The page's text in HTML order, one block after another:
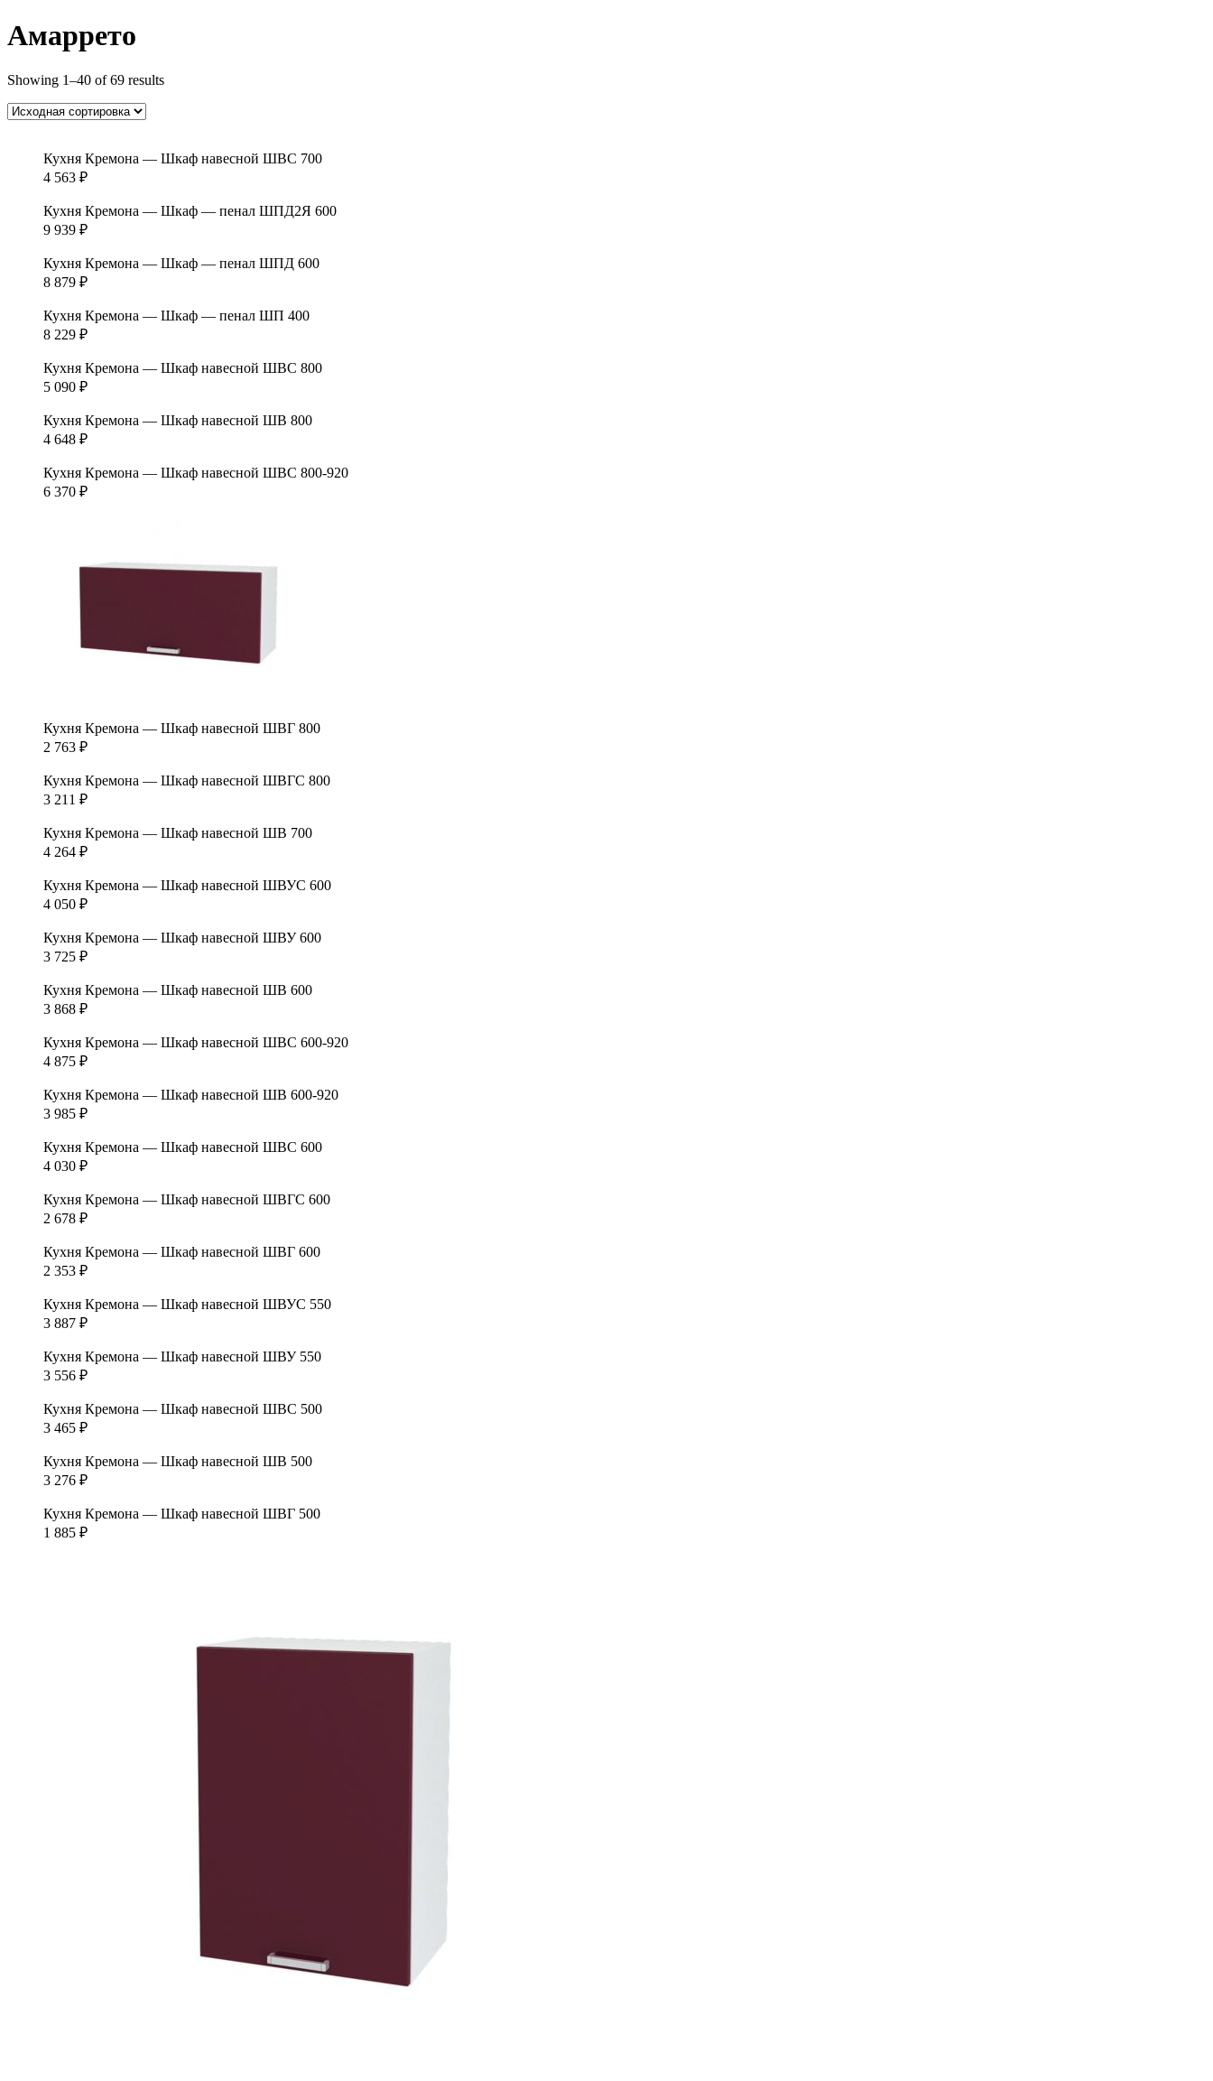
Амаррето
Showing 1–40 of 69 results
Кухня Кремона — Шкаф навесной ШВС 700
4 563 ₽
Кухня Кремона — Шкаф — пенал ШПД2Я 600
9 939 ₽
Кухня Кремона — Шкаф — пенал ШПД 600
8 879 ₽
Кухня Кремона — Шкаф — пенал ШП 400
8 229 ₽
Кухня Кремона — Шкаф навесной ШВС 800
5 090 ₽
Кухня Кремона — Шкаф навесной ШВ 800
4 648 ₽
Кухня Кремона — Шкаф навесной ШВС 800-920
6 370 ₽
Кухня Кремона — Шкаф навесной ШВГ 800
2 763 ₽
Кухня Кремона — Шкаф навесной ШВГС 800
3 211 ₽
Кухня Кремона — Шкаф навесной ШВ 700
4 264 ₽
Кухня Кремона — Шкаф навесной ШВУС 600
4 050 ₽
Кухня Кремона — Шкаф навесной ШВУ 600
3 725 ₽
Кухня Кремона — Шкаф навесной ШВ 600
3 868 ₽
Кухня Кремона — Шкаф навесной ШВС 600-920
4 875 ₽
Кухня Кремона — Шкаф навесной ШВ 600-920
3 985 ₽
Кухня Кремона — Шкаф навесной ШВС 600
4 030 ₽
Кухня Кремона — Шкаф навесной ШВГС 600
2 678 ₽
Кухня Кремона — Шкаф навесной ШВГ 600
2 353 ₽
Кухня Кремона — Шкаф навесной ШВУС 550
3 887 ₽
Кухня Кремона — Шкаф навесной ШВУ 550
3 556 ₽
Кухня Кремона — Шкаф навесной ШВС 500
3 465 ₽
Кухня Кремона — Шкаф навесной ШВ 500
3 276 ₽
Кухня Кремона — Шкаф навесной ШВГ 500
1 885 ₽